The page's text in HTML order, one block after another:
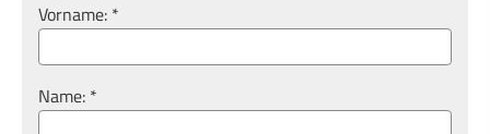
Vorname: *
Name: *